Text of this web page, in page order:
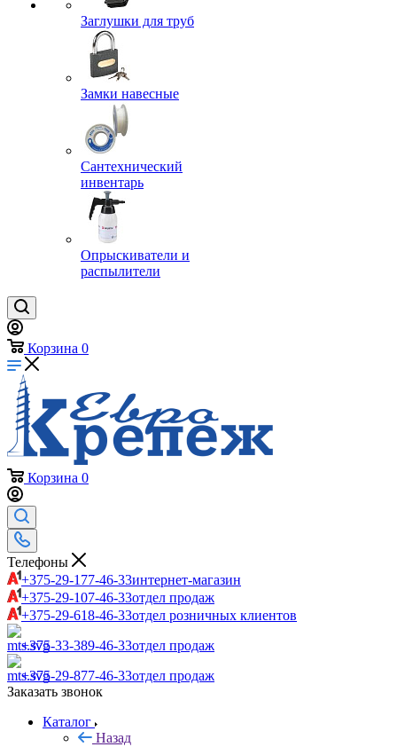
Заглушки для труб
Замки навесные
Сантехнический
инвентарь
Опрыскиватели и
распылители
Корзина 0
Корзина 0
Телефоны
+375-29-177-46-33интернет-магазин
+375-29-107-46-33отдел продаж
+375-29-618-46-33отдел розничных клиентов
+375-33-389-46-33отдел продаж
+375-29-877-46-33отдел продаж
Заказать звонок
Каталог
Назад